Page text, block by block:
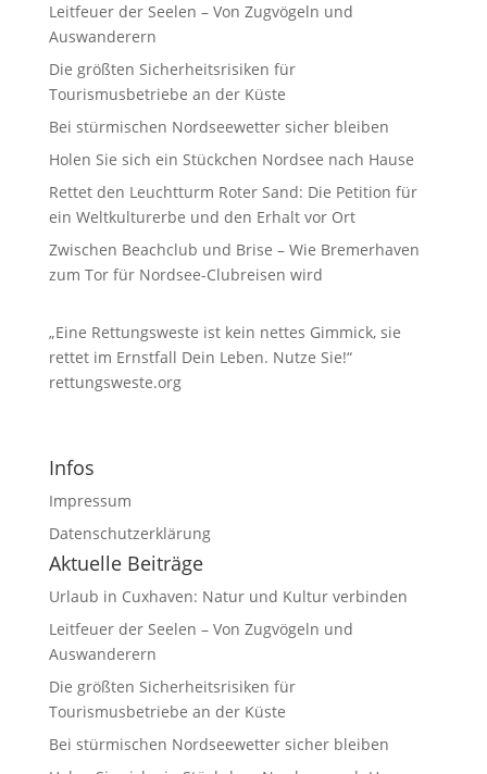
Leitfeuer der Seelen – Von Zugvögeln und
Auswanderern
Die größten Sicherheitsrisiken für
Tourismusbetriebe an der Küste
Bei stürmischen Nordseewetter sicher bleiben
Holen Sie sich ein Stückchen Nordsee nach Hause
Rettet den Leuchtturm Roter Sand: Die Petition für
ein Weltkulturerbe und den Erhalt vor Ort
Zwischen Beachclub und Brise – Wie Bremerhaven
zum Tor für Nordsee-Clubreisen wird
„Eine Rettungsweste ist kein nettes Gimmick, sie
rettet im Ernstfall Dein Leben. Nutze Sie!“
rettungsweste.org
Infos
Impressum
Datenschutzerklärung
Aktuelle Beiträge
Urlaub in Cuxhaven: Natur und Kultur verbinden
Leitfeuer der Seelen – Von Zugvögeln und
Auswanderern
Die größten Sicherheitsrisiken für
Tourismusbetriebe an der Küste
Bei stürmischen Nordseewetter sicher bleiben